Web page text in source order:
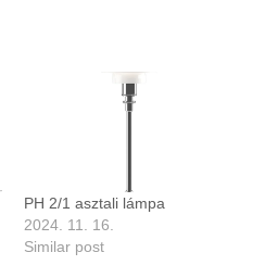
PH 2/1 asztali lámpa
2024. 11. 16.
Similar post